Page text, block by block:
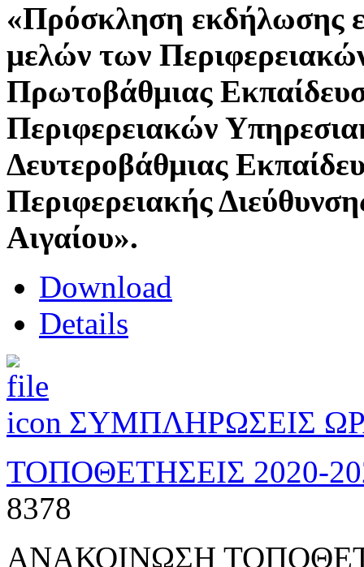
«Πρόσκληση εκδήλωσης
μελών των
Πρωτοβάθμιας
Περιφερειακών
Δευτεροβάθμιας
Περιφερειακής
Αιγαίου».
Download
Details
ΣΥΜΠΛΗΡΩΣΕΙΣ
ΤΟΠΟΘΕΤΗΣΕΙΣ 2020-
8378
ΑΝΑΚΟΙΝΩΣΗ